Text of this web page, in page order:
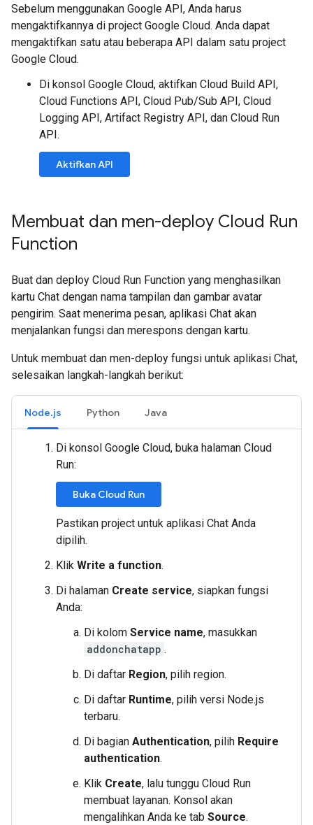
Sebelum menggunakan Google API, Anda harus
mengaktifkannya di project Google Cloud. Anda dapat
mengaktifkan satu atau beberapa API dalam satu project
Google Cloud.
Di konsol Google Cloud, aktifkan Cloud Build API,
Cloud Functions API, Cloud Pub/Sub API, Cloud
Logging API, Artifact Registry API, dan Cloud Run
API.
Aktifkan API
Membuat dan men-deploy Cloud Run
Function
Buat dan deploy Cloud Run Function yang menghasilkan
kartu Chat dengan nama tampilan dan gambar avatar
pengirim. Saat menerima pesan, aplikasi Chat akan
menjalankan fungsi dan merespons dengan kartu.
Untuk membuat dan men-deploy fungsi untuk aplikasi Chat,
selesaikan langkah-langkah berikut:
Node.js Python Java
Di konsol Google Cloud, buka halaman Cloud
Run:
Buka Cloud Run
Pastikan project untuk aplikasi Chat Anda
dipilih.
Klik Write a function.
Di halaman Create service, siapkan fungsi
Anda:
Di kolom Service name, masukkan
addonchatapp .
Di daftar Region, pilih region.
Di daftar Runtime, pilih versi Node.js
terbaru.
Di bagian Authentication, pilih Require
authentication.
Klik Create, lalu tunggu Cloud Run
membuat layanan. Konsol akan
mengalihkan Anda ke tab Source.